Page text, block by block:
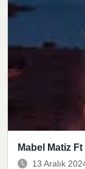
Mabel Matiz
13 Aralık